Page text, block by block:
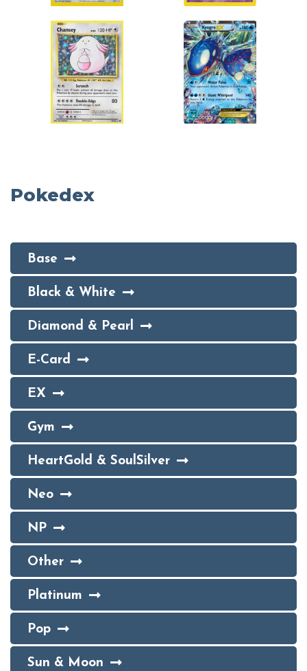
Pokedex
Base
Black & White
Diamond & Pearl
E-Card
EX
Gym
HeartGold & SoulSilver
Neo
NP
Other
Platinum
Pop
Sun & Moon